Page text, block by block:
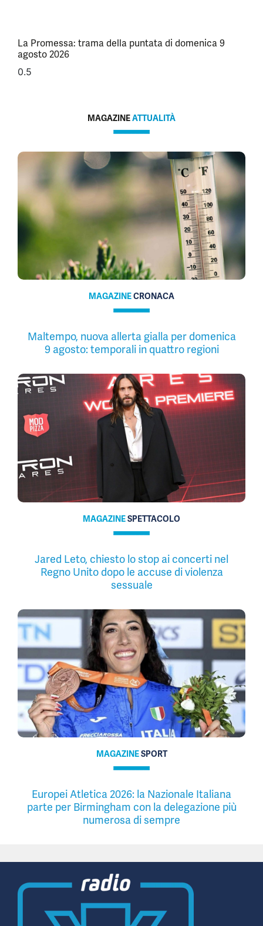
La Promessa: trama della puntata di domenica 9
agosto 2026
MAGAZINEATTUALITÀ
MAGAZINECRONACA
Maltempo, nuova allerta gialla per domenica
9 agosto: temporali in quattro regioni
MAGAZINESPETTACOLO
Jared Leto, chiesto lo stop ai concerti nel
Regno Unito dopo le accuse di violenza
sessuale
MAGAZINESPORT
Europei Atletica 2026: la Nazionale Italiana
parte per Birmingham con la delegazione più
numerosa di sempre